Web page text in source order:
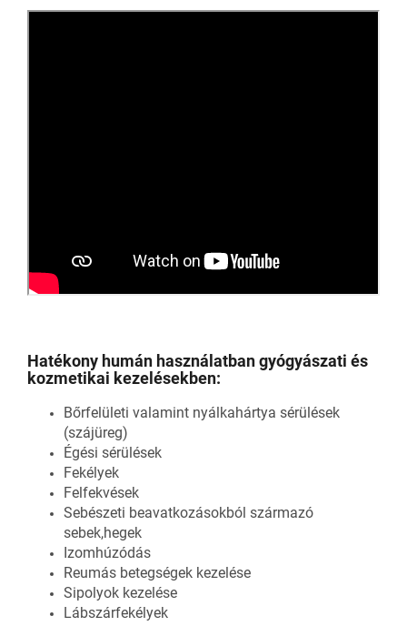
Hatékony humán használatban gyógyászati és
kozmetikai kezelésekben:
Bőrfelületi valamint nyálkahártya sérülések
(szájüreg)
Égési sérülések
Fekélyek
Felfekvések
Sebészeti beavatkozásokból származó
sebek,hegek
Izomhúzódás
Reumás betegségek kezelése
Sipolyok kezelése
Lábszárfekélyek